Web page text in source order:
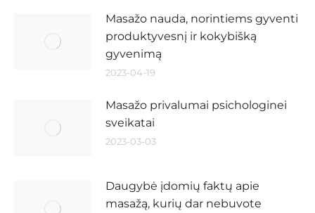
Masažo nauda, norintiems gyventi
produktyvesnį ir kokybišką
gyvenimą
2023-04-19
Masažo privalumai psichologinei
sveikatai
2023-03-03
Daugybė įdomių faktų apie
masažą, kurių dar nebuvote